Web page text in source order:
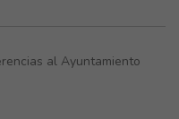
al Ayuntamiento